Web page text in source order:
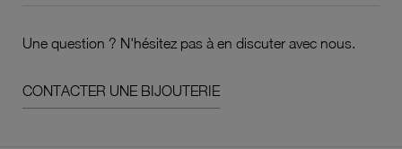
Une question ? N'hésitez pas à en discuter avec nous.
CONTACTER UNE BIJOUTERIE